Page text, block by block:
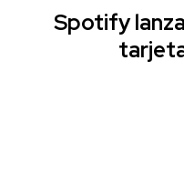
Spotify